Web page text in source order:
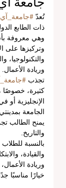
تُعدّ
ذات الطابع
وهي معروفة
وتركيزها على
والتكنولوجيا،
وريادة الأعمال.
تجذب
كثيرة، خصوصًا
الإنجليزية أو
الجامعة بمدينتي
يمنح الطالب
والتاريخ.
بالنسبة
والقيادة،
وريادة
خيارًا مناسبًا